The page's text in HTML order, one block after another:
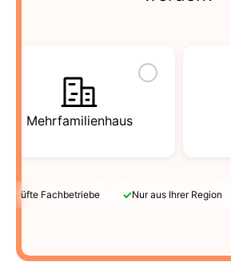
Mehrfamilienhaus
Fachbetriebe ✓Nur aus Ihrer Region